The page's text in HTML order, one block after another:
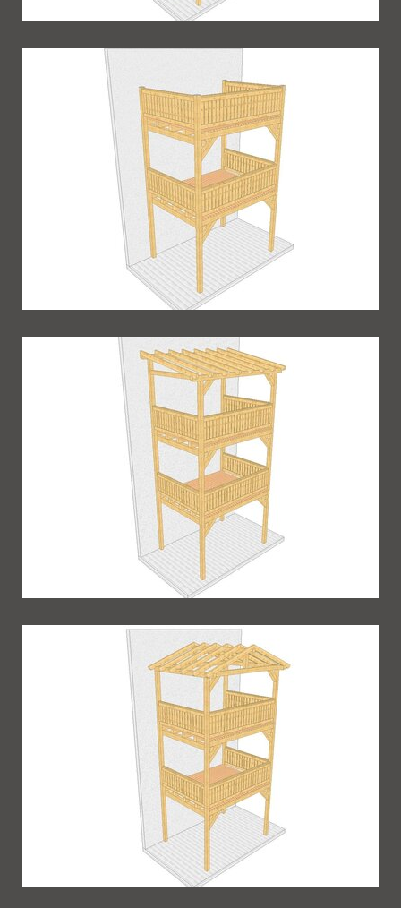
Balkon 73
Balkon 74
Balkon 75